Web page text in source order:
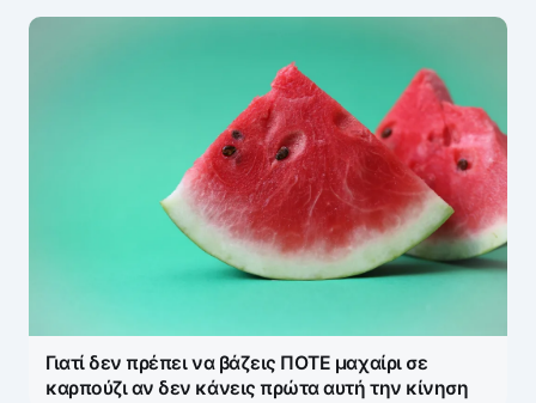
Save my name and e-mail in this browser for the
next time I comment.
Γιατί δεν πρέπει να βάζεις ΠΟΤΕ μαχαίρι σε
καρπούζι αν δεν κάνεις πρώτα αυτή την κίνηση